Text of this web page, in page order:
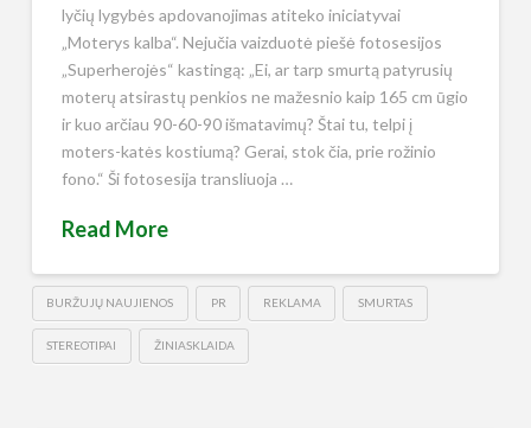
lyčių lygybės apdovanojimas atiteko iniciatyvai
„Moterys kalba“. Nejučia vaizduotė piešė fotosesijos
„Superherojės“ kastingą: „Ei, ar tarp smurtą patyrusių
moterų atsirastų penkios ne mažesnio kaip 165 cm ūgio
ir kuo arčiau 90-60-90 išmatavimų? Štai tu, telpi į
moters-katės kostiumą? Gerai, stok čia, prie rožinio
fono.“ Ši fotosesija transliuoja …
Read More
BURŽUJŲ NAUJIENOS PR REKLAMA SMURTAS
STEREOTIPAI ŽINIASKLAIDA